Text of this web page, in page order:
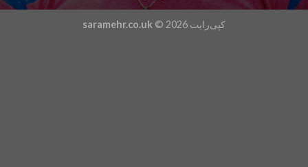
کپی‌رایت 2026 © saramehr.co.uk